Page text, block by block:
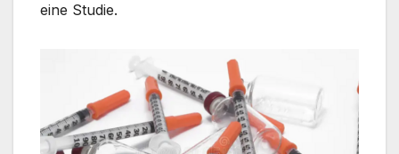
eine Studie.